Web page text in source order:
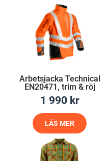
Arbetsjacka Technical
EN20471, trim & röj
1 990 kr
LÄS MER